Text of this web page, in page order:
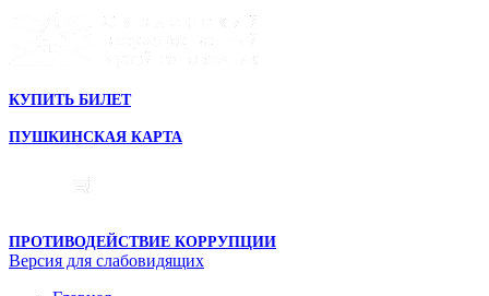
КУПИТЬ БИЛЕТ
ПУШКИНСКАЯ КАРТА
ПРОТИВОДЕЙСТВИЕ КОРРУПЦИИ
Версия для слабовидящих